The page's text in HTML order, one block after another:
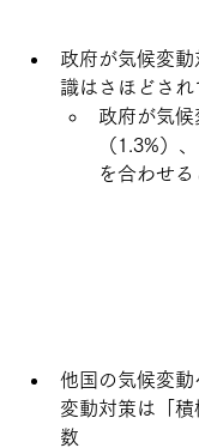
政府が気候変
識はさほどされ
政府が気候
（1.3%）
を合わせ
他国の気候変
変動対策は「
数